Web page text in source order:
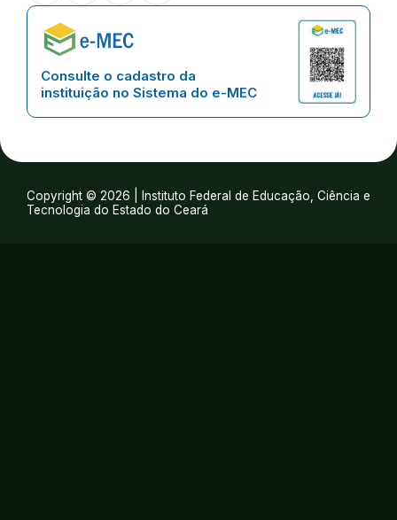
Consulte o cadastro da
instituição no Sistema do e-MEC
Copyright © 2026 | Instituto Federal de Educação, Ciência e
Tecnologia do Estado do Ceará